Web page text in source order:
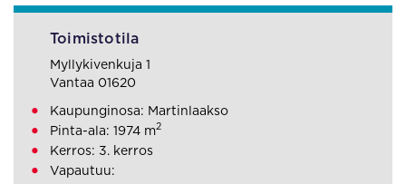
Toimistotila
Myllykivenkuja 1
Vantaa 01620
Kaupunginosa: Martinlaakso
Pinta-ala: 1974 m2
Kerros: 3. kerros
Vapautuu: